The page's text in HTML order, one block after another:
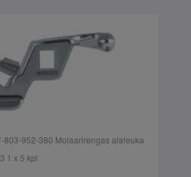
803-952-380 Molaarirengas alaleuka
1 x 5 kpl